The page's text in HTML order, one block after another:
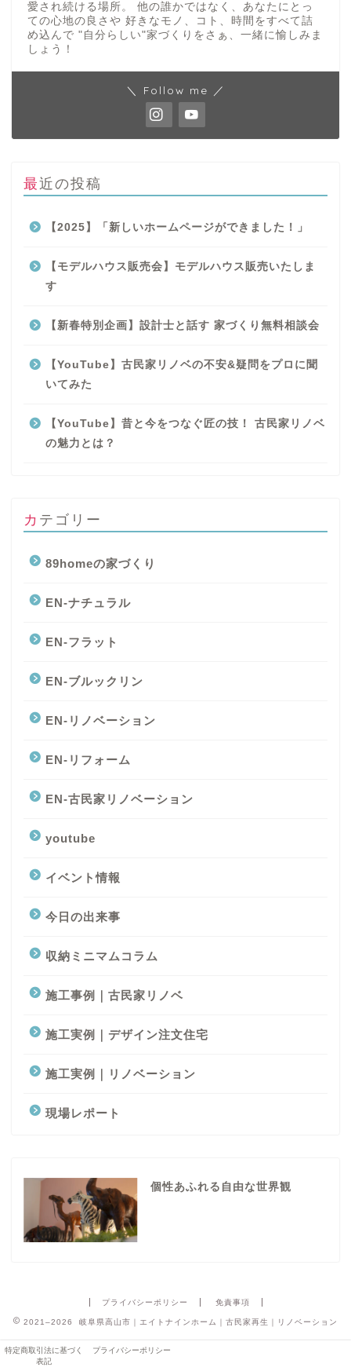
愛され続ける場所。 他の誰かではなく、あなたにとっ
ての心地の良さや 好きなモノ、コト、時間をすべて詰
め込んで "自分らしい"家づくりをさぁ、一緒に愉しみま
しょう！
＼ Follow me ／
最近の投稿
【2025】「新しいホームページができました！」
【モデルハウス販売会】モデルハウス販売いたしま
す
【新春特別企画】設計士と話す 家づくり無料相談会
【YouTube】古民家リノベの不安&疑問をプロに聞
いてみた
【YouTube】昔と今をつなぐ匠の技！ 古民家リノベ
の魅力とは？
カテゴリー
89homeの家づくり
EN-ナチュラル
EN-フラット
EN-ブルックリン
EN-リノベーション
EN-リフォーム
EN-古民家リノベーション
youtube
イベント情報
今日の出来事
収納ミニマムコラム
施工事例｜古民家リノベ
施工実例｜デザイン注文住宅
施工実例｜リノベーション
現場レポート
個性あふれる自由な世界観
プライバシーポリシー 免責事項
2021–2026 岐阜県高山市｜エイトナインホーム｜古民家再生｜リノベーション
特定商取引法に基づく
表記
プライバシーポリシー